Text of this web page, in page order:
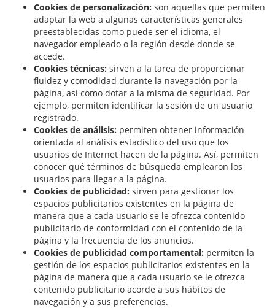
Cookies de personalización: son aquellas que permiten
adaptar la web a algunas características generales
preestablecidas como puede ser el idioma, el
navegador empleado o la región desde donde se
accede.
Cookies técnicas: sirven a la tarea de proporcionar
fluidez y comodidad durante la navegación por la
página, así como dotar a la misma de seguridad. Por
ejemplo, permiten identificar la sesión de un usuario
registrado.
Cookies de análisis: permiten obtener información
orientada al análisis estadístico del uso que los
usuarios de Internet hacen de la página. Así, permiten
conocer qué términos de búsqueda emplearon los
usuarios para llegar a la página.
Cookies de publicidad: sirven para gestionar los
espacios publicitarios existentes en la página de
manera que a cada usuario se le ofrezca contenido
publicitario de conformidad con el contenido de la
página y la frecuencia de los anuncios.
Cookies de publicidad comportamental: permiten la
gestión de los espacios publicitarios existentes en la
página de manera que a cada usuario se le ofrezca
contenido publicitario acorde a sus hábitos de
navegación y a sus preferencias.